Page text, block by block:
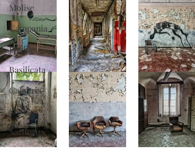
Molise
Campania
Puglia
Basilicata
Calabria
Sicilia
Sardegna